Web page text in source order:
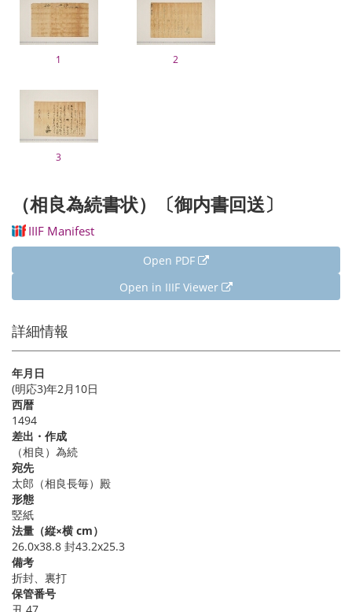
1 2
3
（相良為続書状）〔御内書回送〕
IIIF Manifest
Open PDF
Open in IIIF Viewer
詳細情報
年月日
(明応3)年2月10日
西暦
1494
差出・作成
（相良）為続
宛先
太郎（相良長毎）殿
形態
竪紙
法量（縦×横 cm）
26.0x38.8 封43.2x25.3
備考
折封、裏打
保管番号